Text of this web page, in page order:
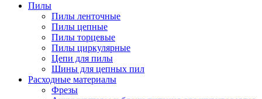
Пилы
Пилы ленточные
Пилы цепные
Пилы торцевые
Пилы циркулярные
Цепи для пилы
Шины для цепных пил
Расходные материалы
Фрезы